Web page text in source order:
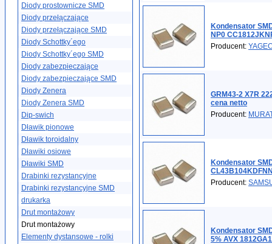
Diody prostownicze SMD
Diody przełączające
Diody przełączające SMD
Diody Schottky´ego
Diody Schottky´ego SMD
Diody zabezpieczające
Diody zabezpieczające SMD
Diody Zenera
Diody Zenera SMD
Dip-swich
Dławik pionowe
Dławik toroidalny
Dławiki osiowe
Dławiki SMD
Drabinki rezystancyjne
Drabinki rezystancyjne SMD
drukarka
Drut montażowy
Drut montażowy
Elementy dystansowe - rolki
Kondensator
NP0
Producent:
GRM43-2 X7R
cena netto
Producent:
Kondensator
Producent:
Kondensator
5% AVX